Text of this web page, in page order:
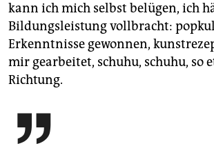
kann ich mich selbst belügen, ich
Bildungsleistung vollbracht:
Erkenntnisse gewonnen,
mir gearbeitet, schuhu, schuhu, so
Richtung.
